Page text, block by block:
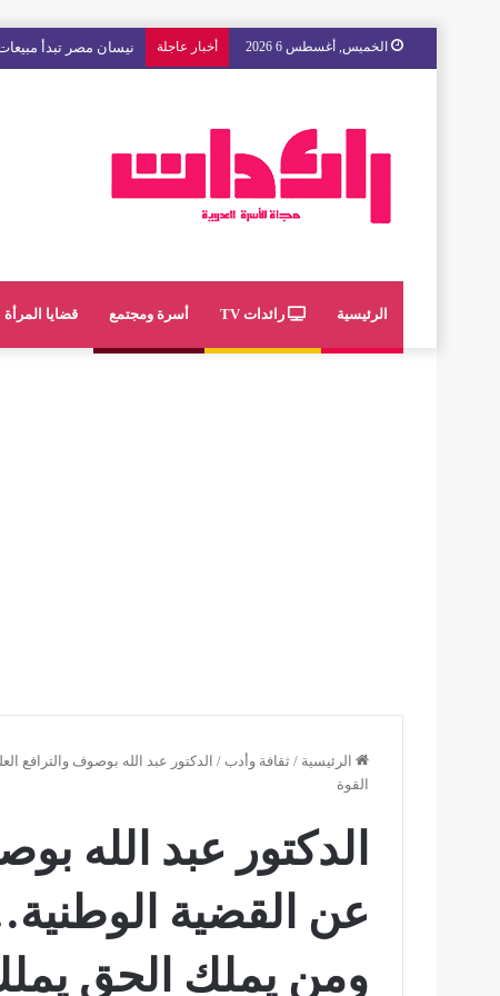
الخميس, أغسطس 6 2026 أخبار عاجلة مع « The Next Ad » ، إنوي يُسند حملته الإعلانية المقبلة إلى الشباب المغربي
الرئيسية رائدات TV أسرة ومجتمع قضايا المرأة
الرئيسية / ثقافة وأدب / الدكتور عبد الله بوصوف
القوة
الدكتور عبد الله
عن القضية
ومن يملك الحق